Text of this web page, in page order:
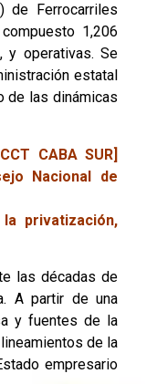
de Ferrocarriles
1,206
y operativas. Se
estatal
de las dinámicas
CABA SUR]
Nacional de
privatización,
las décadas de
A partir de una
y fuentes de la
de la
empresario